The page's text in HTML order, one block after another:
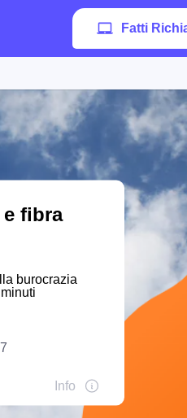
Fatti